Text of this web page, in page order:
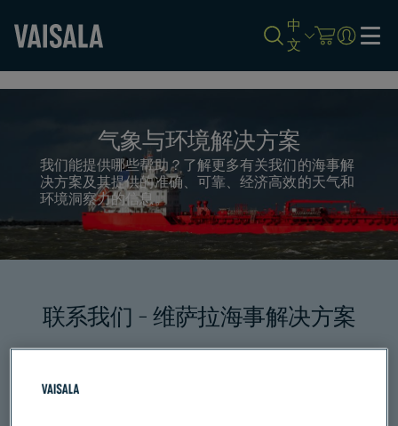
中
文
气象与环境解决方案
我们能提供哪些帮助？了解更多有关我们的海事解
决方案及其提供的准确、可靠、经济高效的天气和
环境洞察力的信息。
联系我们 - 维萨拉海事解决方案
让我们为您的需求提供理想的解决方